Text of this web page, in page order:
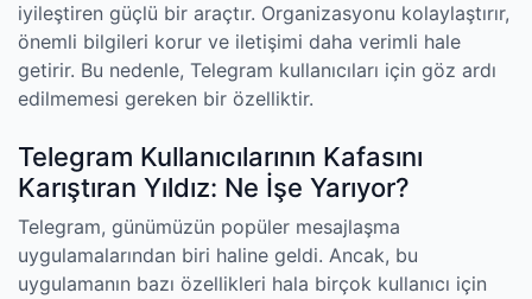
iyileştiren güçlü bir araçtır. Organizasyonu kolaylaştırır,
önemli bilgileri korur ve iletişimi daha verimli hale
getirir. Bu nedenle, Telegram kullanıcıları için göz ardı
edilmemesi gereken bir özelliktir.
Telegram Kullanıcılarının Kafasını
Karıştıran Yıldız: Ne İşe Yarıyor?
Telegram, günümüzün popüler mesajlaşma
uygulamalarından biri haline geldi. Ancak, bu
uygulamanın bazı özellikleri hala birçok kullanıcı için